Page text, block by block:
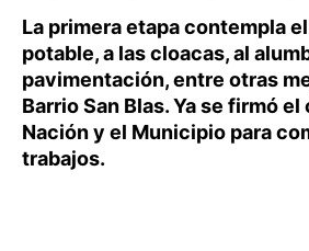
La primera etapa contempla
potable, a las cloacas, al
pavimentación, entre otras
Barrio San Blas. Ya se firmó
Nación y el Municipio para
trabajos.